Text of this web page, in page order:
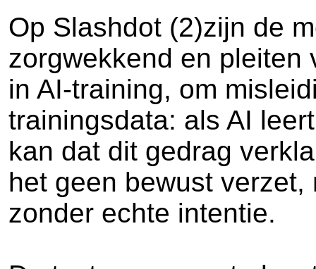
Op Slashdot (2)zijn de
zorgwekkend en pleiten
in AI-training, om
trainingsdata: als AI
kan dat dit gedrag
het geen bewust
zonder echte intentie.